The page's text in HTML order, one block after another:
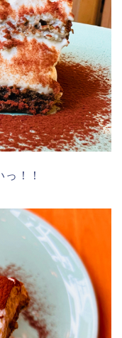
！！